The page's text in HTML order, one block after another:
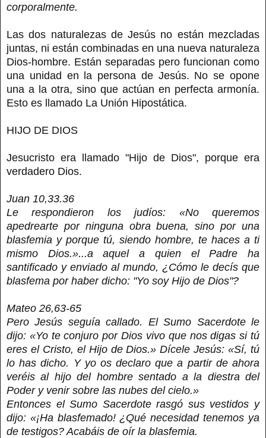
corporalmente.
Las dos naturalezas de Jesús no están mezcladas
juntas, ni están combinadas en una nueva naturaleza
Dios-hombre. Están separadas pero funcionan como
una unidad en la persona de Jesús. No se opone
una a la otra, sino que actúan en perfecta armonía.
Esto es llamado La Unión Hipostática.
HIJO DE DIOS
Jesucristo era llamado "Hijo de Dios", porque era
verdadero Dios.
Juan 10,33.36
Le respondieron los judíos: «No queremos
apedrearte por ninguna obra buena, sino por una
blasfemia y porque tú, siendo hombre, te haces a ti
mismo Dios.»...a aquel a quien el Padre ha
santificado y enviado al mundo, ¿Cómo le decís que
blasfema por haber dicho: "Yo soy Hijo de Dios"?
Mateo 26,63-65
Pero Jesús seguía callado. El Sumo Sacerdote le
dijo: «Yo te conjuro por Dios vivo que nos digas si tú
eres el Cristo, el Hijo de Dios.» Dícele Jesús: «Sí, tú
lo has dicho. Y yo os declaro que a partir de ahora
veréis al hijo del hombre sentado a la diestra del
Poder y venir sobre las nubes del cielo.»
Entonces el Sumo Sacerdote rasgó sus vestidos y
dijo: «¡Ha blasfemado! ¿Qué necesidad tenemos ya
de testigos? Acabáis de oír la blasfemia.